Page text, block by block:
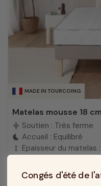
MADE IN TOURCOING
Matelas mousse 18
compress Soutien : Très ferme
bedtime Accueil : Equilibré
height Epaisseur du matelas
Congés d'été de